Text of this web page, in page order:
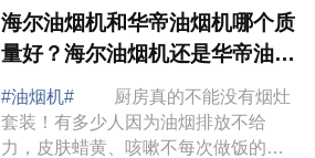
海尔油烟机和华帝油烟机哪个质
量好？海尔油烟机还是华帝油烟
机好
#油烟机#
厨房真的不能没有烟灶
套装！有多少人因为油烟排放不给
力，皮肤蜡黄、咳嗽不每次做饭的时